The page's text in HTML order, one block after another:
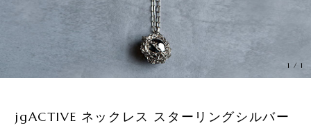
1 /1
jgACTIVE ネックレス スターリングシルバー